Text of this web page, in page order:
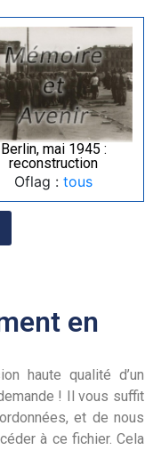
Berlin, mai 1945 :
reconstruction
Oflag : tous
en
haute qualité d’un
! Il vous suffit
et de nous
à ce fichier. Cela